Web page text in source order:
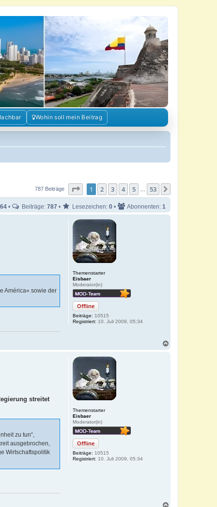
Wohin soll mein Beitrag
787 Beiträge Seite von53
1 2 3 4 5 53
• Beiträge: 787 • Lesezeichen: 0 • Abonnenten: 1
Themenstarter
Eisbaer
Moderator(in)
Offline
Beiträge: 10515
Registriert: 10. Juli 2009, 05:34
América« sowie der
Themenstarter
Eisbaer
Moderator(in)
Offline
Beiträge: 10515
Registriert: 10. Juli 2009, 05:34
streitet
zu tun“,
ausgebrochen,
Wirtschaftspolitik